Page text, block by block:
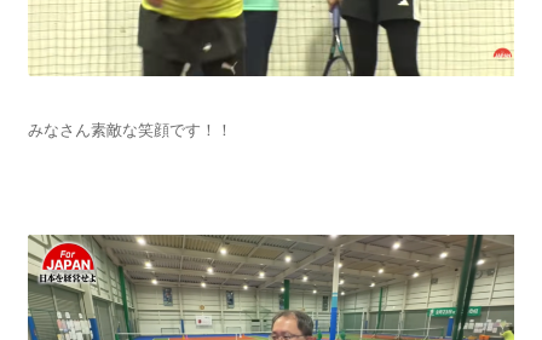
みなさん素敵な笑顔です！！